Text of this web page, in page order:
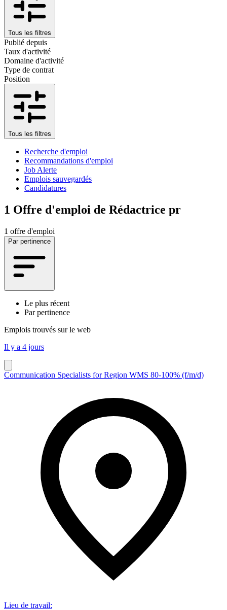
Tous les filtres
Publié depuis
Taux d'activité
Domaine d'activité
Type de contrat
Position
Tous les filtres
Recherche d'emploi
Recommandations d'emploi
Job Alerte
Emplois sauvegardés
Candidatures
1 Offre d'emploi de Rédactrice pr
1 offre d'emploi
Par pertinence
Le plus récent
Par pertinence
Emplois trouvés sur le web
Il y a 4 jours
Communication Specialists for Region WMS 80-100% (f/m/d)
Lieu de travail: